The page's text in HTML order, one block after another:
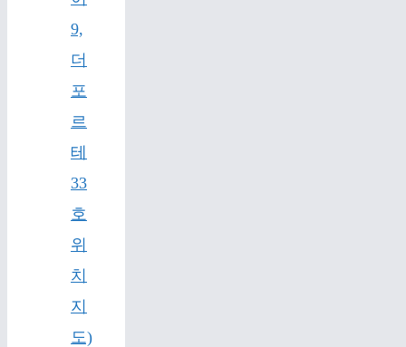
9,
더
포
르
테
33
호
위
치
지
도)